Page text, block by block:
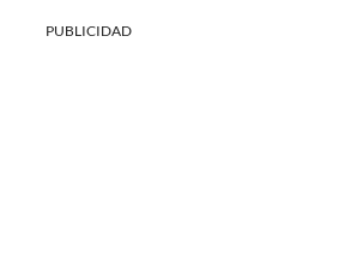
PUBLICIDAD